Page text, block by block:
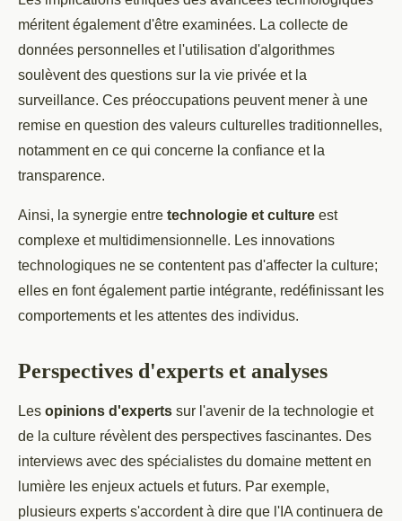
méritent également d'être examinées. La collecte de
données personnelles et l'utilisation d'algorithmes
soulèvent des questions sur la vie privée et la
surveillance. Ces préoccupations peuvent mener à une
remise en question des valeurs culturelles traditionnelles,
notamment en ce qui concerne la confiance et la
transparence.
Ainsi, la synergie entre technologie et culture est
complexe et multidimensionnelle. Les innovations
technologiques ne se contentent pas d'affecter la culture;
elles en font également partie intégrante, redéfinissant les
comportements et les attentes des individus.
Perspectives d'experts et analyses
Les opinions d'experts sur l'avenir de la technologie et
de la culture révèlent des perspectives fascinantes. Des
interviews avec des spécialistes du domaine mettent en
lumière les enjeux actuels et futurs. Par exemple,
plusieurs experts s'accordent à dire que l'IA continuera de